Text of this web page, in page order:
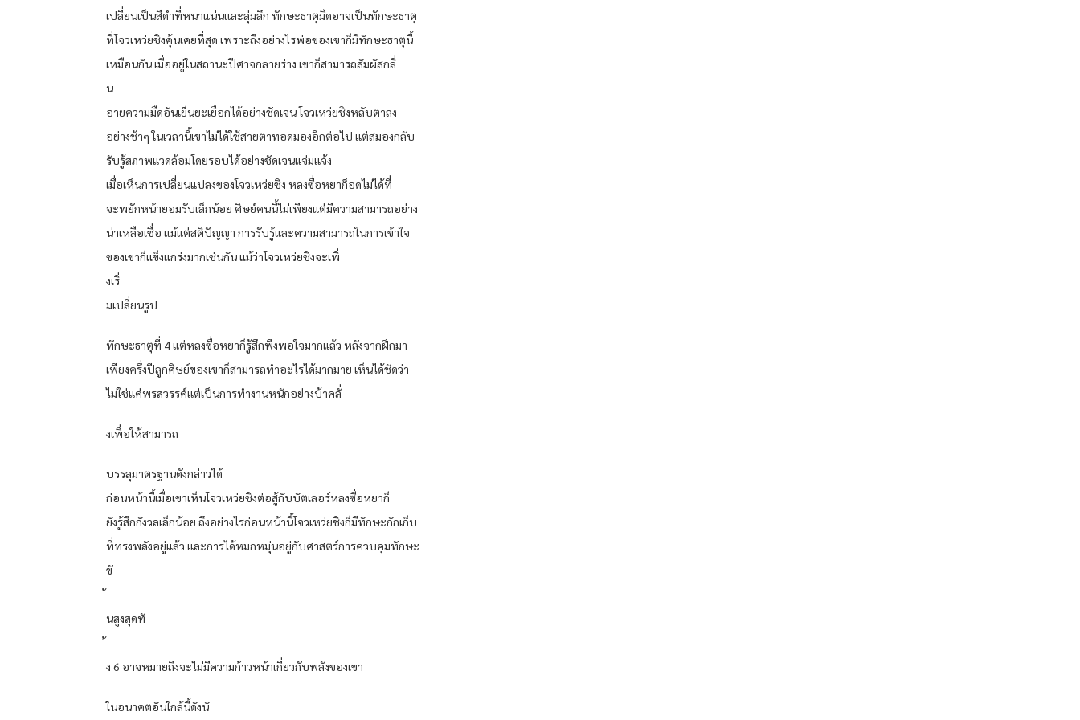
เปลี่ยนเป็นสีดําที่หนาแน่นและลุ่มลึก ทักษะธาตุมืดอาจเป็นทักษะธาตุ
ที่โจวเหว่ยชิงคุ้นเคยที่สุด เพราะถึงอย่างไรพ่อของเขาก็มีทักษะธาตุนี้
เหมือนกัน เมื่ออยู่ในสถานะปีศาจกลายร่าง เขาก็สามารถสัมผัสกลิ่
น
อายความมืดอันเย็นยะเยือกได้อย่างชัดเจน โจวเหว่ยชิงหลับตาลง
อย่างช้าๆ ในเวลานี้เขาไม่ได้ใช้สายตาทอดมองอีกต่อไป แต่สมองกลับ
รับรู้สภาพแวดล้อมโดยรอบได้อย่างชัดเจนแจ่มแจ้ง
เมื่อเห็นการเปลี่ยนแปลงของโจวเหว่ยชิง หลงซื่อหยาก็อดไม่ได้ที่
จะพยักหน้ายอมรับเล็กน้อย ศิษย์คนนี้ไม่เพียงแต่มีความสามารถอย่าง
น่าเหลือเชื่อ แม้แต่สติปัญญา การรับรู้และความสามารถในการเข้าใจ
ของเขาก็แข็งแกร่งมากเช่นกัน แม้ว่าโจวเหว่ยชิงจะเพิ่
งเริ่
มเปลี่ยนรูป
ทักษะธาตุที่ 4 แต่หลงซื่อหยาก็รู้สึกพึงพอใจมากแล้ว หลังจากฝึกมา
เพียงครึ่งปีลูกศิษย์ของเขาก็สามารถทําอะไรได้มากมาย เห็นได้ชัดว่า
ไม่ใช่แค่พรสวรรค์แต่เป็นการทํางานหนักอย่างบ้าคลั่
งเพื่อให้สามารถ
บรรลุมาตรฐานดังกล่าวได้
ก่อนหน้านี้เมื่อเขาเห็นโจวเหว่ยชิงต่อสู้กับบัตเลอร์หลงซื่อหยาก็
ยังรู้สึกกังวลเล็กน้อย ถึงอย่างไรก่อนหน้านี้โจวเหว่ยชิงก็มีทักษะกักเก็บ
ที่ทรงพลังอยู่แล้ว และการได้หมกหมุ่นอยู่กับศาสตร์การควบคุมทักษะ
ขั
นสูงสุดทั
ง 6 อาจหมายถึงจะไม่มีความก้าวหน้าเกี่ยวกับพลังของเขา
ในอนาคตอันใกล้นี้ดังนั